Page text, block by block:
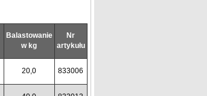
Balastowanie
w kg
Nr
artykułu
20,0 833006